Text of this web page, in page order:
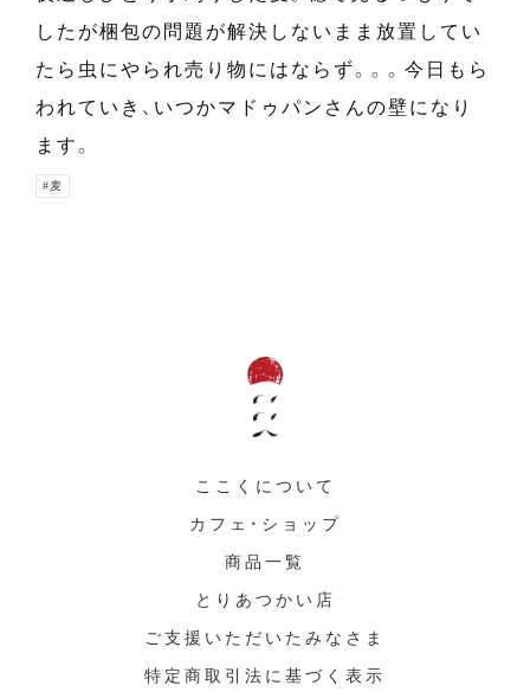
したが梱包の問題が解決しないまま放置してい
たら虫にやられ売り物にはならず。。。今日もら
われていき、いつかマドゥパンさんの壁になり
ます。
#麦
ここくについて
カフェ・ショップ
商品一覧
とりあつかい店
ご支援いただいたみなさま
特定商取引法に基づく表示